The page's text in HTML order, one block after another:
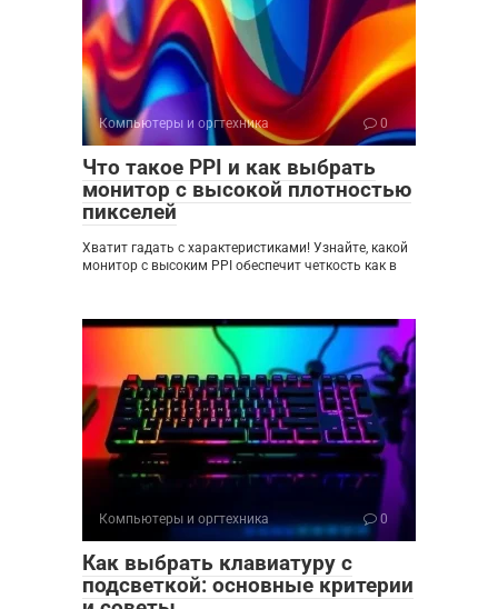
Компьютеры и оргтехника 0
Что такое PPI и как выбрать
монитор с высокой плотностью
пикселей
Хватит гадать с характеристиками! Узнайте, какой
монитор с высоким PPI обеспечит четкость как в
Компьютеры и оргтехника 0
Как выбрать клавиатуру с
подсветкой: основные критерии